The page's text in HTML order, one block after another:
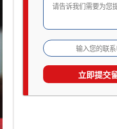
已有 2533 人查看
家庭及生日相册影集
已有 1867 人查看
旅行照片书定制
已有 1538 人查看